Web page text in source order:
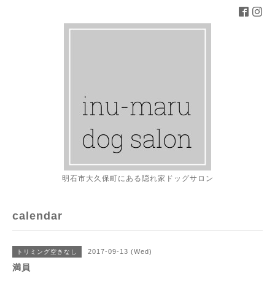
明石市大久保町にある隠れ家ドッグサロン
calendar
トリミング空きなし 2017-09-13 (Wed)
満員